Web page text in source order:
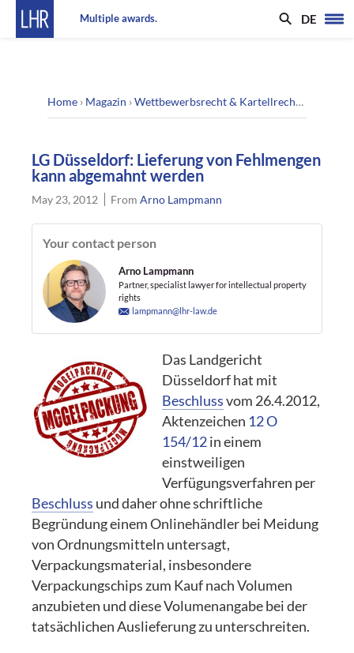
Multiple awards. DE
Home › Magazin ›Wettbewerbsrecht & Kartellrecht ›
LG Düsseldorf: Lieferung von Fehlmengen
kann abgemahnt werden
May 23, 2012 FromArno Lampmann
Your contact person
Arno Lampmann
Partner, specialist lawyer for intellectual property
rights
lampmann@lhr-law.de
Das Landgericht
Düsseldorf hat mit
Beschlussvom 26.4.2012,
Aktenzeichen 12 O
154/12in einem
einstweiligen
Verfügungsverfahren per
Beschluss und daher ohne schriftliche
Begründung einem Onlinehändler bei Meidung
von Ordnungsmitteln untersagt,
Verpackungsmaterial, insbesondere
Verpackungschips zum Kauf nach Volumen
anzubieten und diese Volumenangabe bei der
tatsächlichen Auslieferung zu unterschreiten.